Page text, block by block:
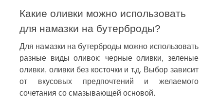
Какие оливки можно использовать
для намазки на бутерброды?
Для намазки на бутерброды можно использовать
разные виды оливок: черные оливки, зеленые
оливки, оливки без косточки и т.д. Выбор зависит
от вкусовых предпочтений и желаемого
сочетания со смазывающей основой.